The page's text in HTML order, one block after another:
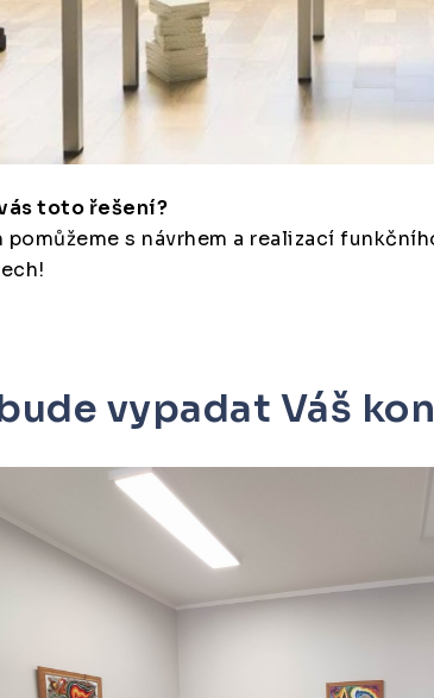
toto řešení?
pomůžeme s návrhem a realizací
vypadat Váš